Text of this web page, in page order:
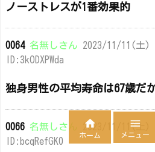
ノーストレスが1番効果的
0064 名無しさん 2023/11/11(土)
ID:3kODXPWda
独身男性の平均寿命は67歳だ
0066 名無しさん
2023/11/11(土)
ID:bcqRefGK0

ホーム

メニュー